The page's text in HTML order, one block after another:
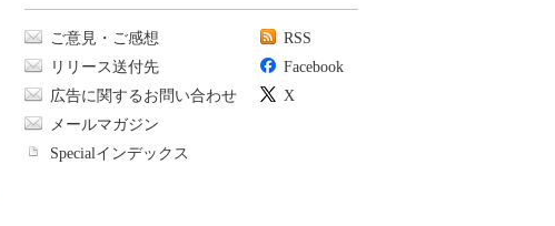
ご意見・ご感想
リリース送付先
広告に関するお問い合わせ
メールマガジン
Specialインデックス
RSS
Facebook
X